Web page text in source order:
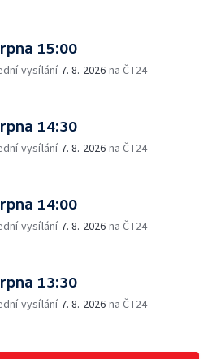
15:00
vysílání 7. 8. 2026 na ČT24
14:30
vysílání 7. 8. 2026 na ČT24
14:00
vysílání 7. 8. 2026 na ČT24
13:30
vysílání 7. 8. 2026 na ČT24